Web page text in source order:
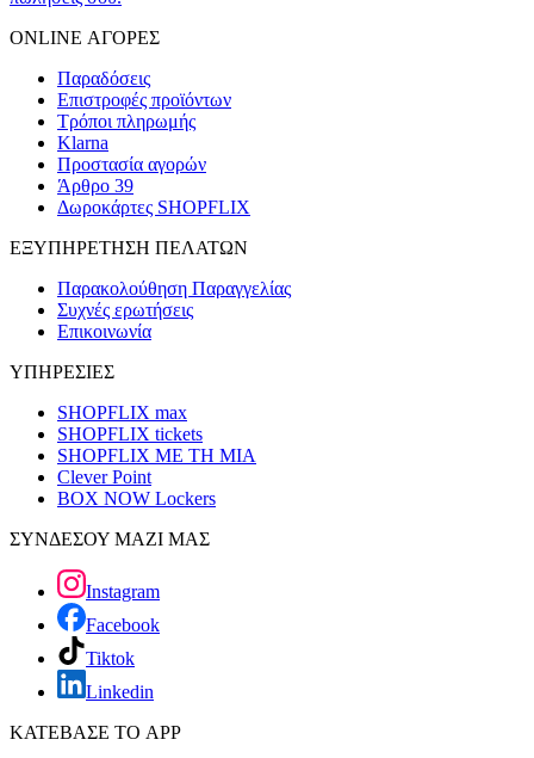
ONLINE ΑΓΟΡΕΣ
Παραδόσεις
Επιστροφές προϊόντων
Τρόποι πληρωμής
Klarna
Προστασία αγορών
Άρθρο 39
Δωροκάρτες SHOPFLIX
ΕΞΥΠΗΡΕΤΗΣΗ ΠΕΛΑΤΩΝ
Παρακολούθηση Παραγγελίας
Συχνές ερωτήσεις
Επικοινωνία
ΥΠΗΡΕΣΙΕΣ
SHOPFLIX max
SHOPFLIX tickets
SHOPFLIX ΜΕ ΤΗ ΜΙΑ
Clever Point
BOX NOW Lockers
ΣΥΝΔΕΣΟΥ ΜΑΖΙ ΜΑΣ
Instagram
Facebook
Tiktok
Linkedin
ΚΑΤΕΒΑΣΕ ΤΟ APP